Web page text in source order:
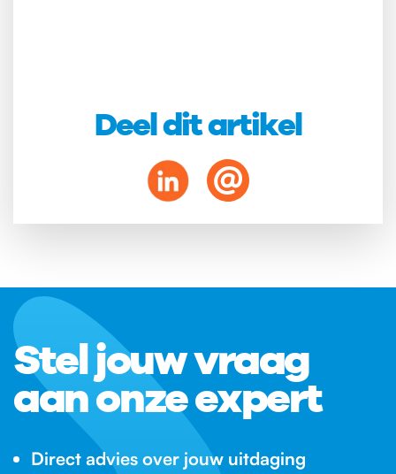
Deel dit artikel
Stel jouw vraag
aan onze expert
Direct advies over jouw uitdaging